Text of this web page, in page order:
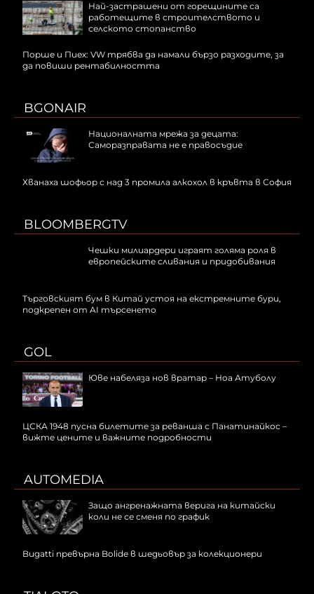
Най-застрашени от горещините са
работещите в строителството и
селското стопанство
Порше и Пиех: VW трябва да намали бързо разходите, за
да повиши рентабилността
BGONAIR
Националната мрежа за децата:
Саморазправата не е правосъдие
Хванаха шофьор с над 3 промила алкохол в кръвта в София
BLOOMBERGTV
Чешки милиардери играят голяма роля в
европейските сливания и придобивания
Търговският бум в Китай устоя на екстремните бури,
подкрепен от AI търсенето
GOL
Юве набеляза нов вратар – Ноа Атуболу
ЦСКА 1948 пусна билетите за реванша с Панатинайкос –
вижте цените и важните подробности
AUTOMEDIA
Защо ангренажната верига на китайски
коли не се сменя по график
Bugatti превърна Bolide в шедьовър за колекционери